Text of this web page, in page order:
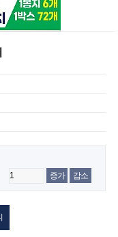
증가
감소